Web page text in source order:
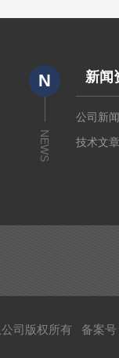
N
NEWS
新闻
公司新
技术文
公司版权所有 备案号